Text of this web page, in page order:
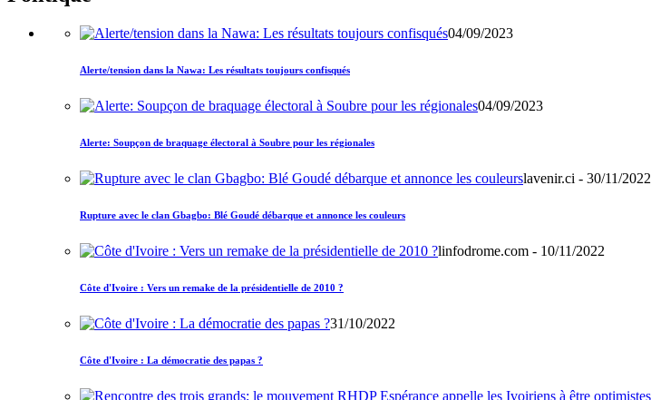
04/09/2023
Alerte/tension dans la Nawa: Les résultats toujours confisqués
04/09/2023
Alerte: Soupçon de braquage électoral à Soubre pour les régionales
lavenir.ci - 30/11/2022
Rupture avec le clan Gbagbo: Blé Goudé débarque et annonce les couleurs
linfodrome.com - 10/11/2022
Côte d'Ivoire : Vers un remake de la présidentielle de 2010 ?
31/10/2022
Côte d'Ivoire : La démocratie des papas ?